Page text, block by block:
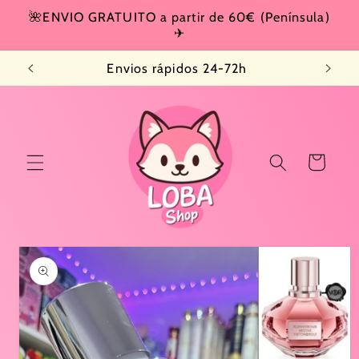
directamente
🌺ENVIO GRATUITO a partir de 60€ (Península)
✈
Envios rápidos 24-72h
Carrito
directamente
a la
información
del producto